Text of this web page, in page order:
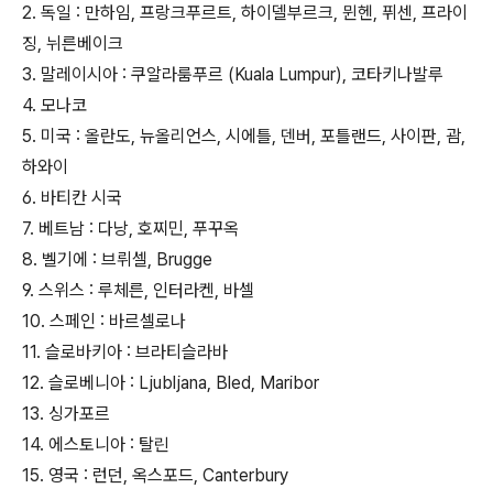
2. 독일 : 만하임, 프랑크푸르트, 하이델부르크, 뮌헨, 퓌센, 프라이
징, 뉘른베이크
3. 말레이시아 : 쿠알라룸푸르 (Kuala Lumpur), 코타키나발루
4. 모나코
5. 미국 : 올란도, 뉴올리언스, 시에틀, 덴버, 포틀랜드, 사이판, 괌,
하와이
6. 바티칸 시국
7. 베트남 : 다낭, 호찌민, 푸꾸옥
8. 벨기에 : 브뤼셀, Brugge
9. 스위스 : 루체른, 인터라켄, 바셀
10. 스페인 : 바르셀로나
11. 슬로바키아 : 브라티슬라바
12. 슬로베니아 : Ljubljana, Bled, Maribor
13. 싱가포르
14. 에스토니아 : 탈린
15. 영국 : 런던, 옥스포드, Canterbury